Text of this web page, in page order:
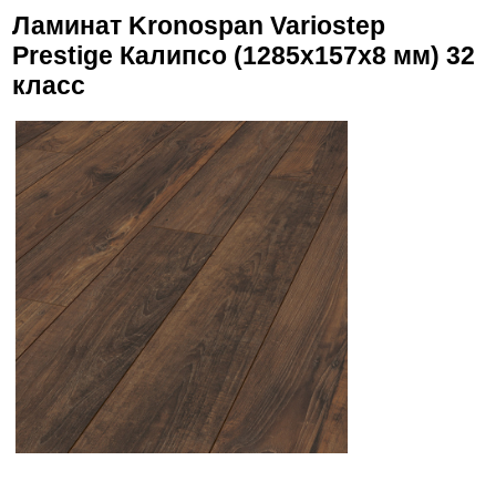
Ламинат Kronospan Variostep
Prestige Калипсо (1285x157x8 мм) 32
класс